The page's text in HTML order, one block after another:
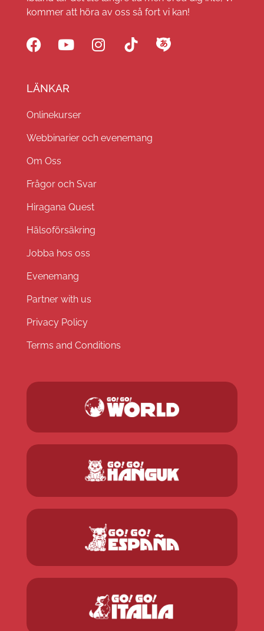
kommer att höra av oss så fort vi kan!
LÄNKAR
Onlinekurser
Webbinarier och evenemang
Om Oss
Frågor och Svar
Hiragana Quest
Hälsoförsäkring
Jobba hos oss
Evenemang
Partner with us
Privacy Policy
Terms and Conditions